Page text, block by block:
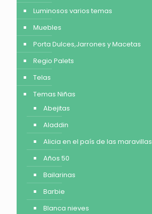
Luminosos varios temas
Muebles
Porta Dulces,Jarrones y Macetas
Regio Palets
Telas
Temas Niñas
Abejitas
Aladdin
Alicia en el país de las maravillas
Años 50
Bailarinas
Barbie
Blanca nieves